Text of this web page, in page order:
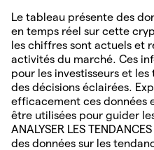
Le tableau présente des
en temps réel sur cette
les chiffres sont actuels et
activités du marché. Ces
pour les investisseurs et
des décisions éclairées.
efficacement ces données
être utilisées pour guider
ANALYSER LES
des données sur les